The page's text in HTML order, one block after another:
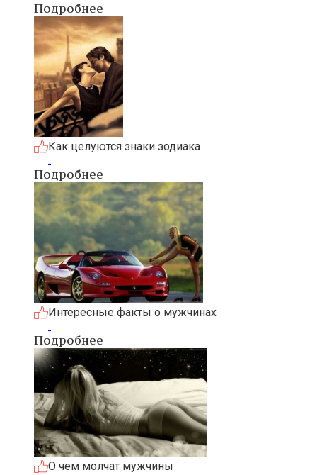
Подробнее
Как целуются знаки зодиака
Подробнее
Интересные факты о мужчинах
Подробнее
О чем молчат мужчины